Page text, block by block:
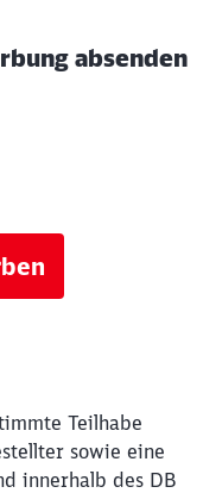
absenden
Teilhabe
sowie eine
innerhalb des DB